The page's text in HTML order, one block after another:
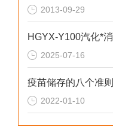
2013-09-29
2025-07-16
疫苗储存的八个准则
2022-01-10